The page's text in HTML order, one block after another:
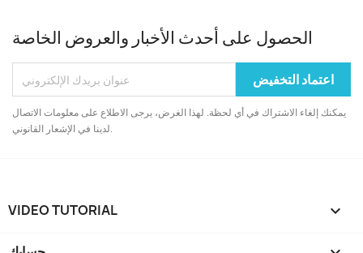
الحصول على أحدث الأخبار والعروض الخاصة
يمكنك إلغاء الاشتراك في أي لحظة. لهذا الغرض، يرجى الاطلاع على معلومات الاتصال
لدينا في الإشعار القانوني.
VIDEO TUTORIAL 